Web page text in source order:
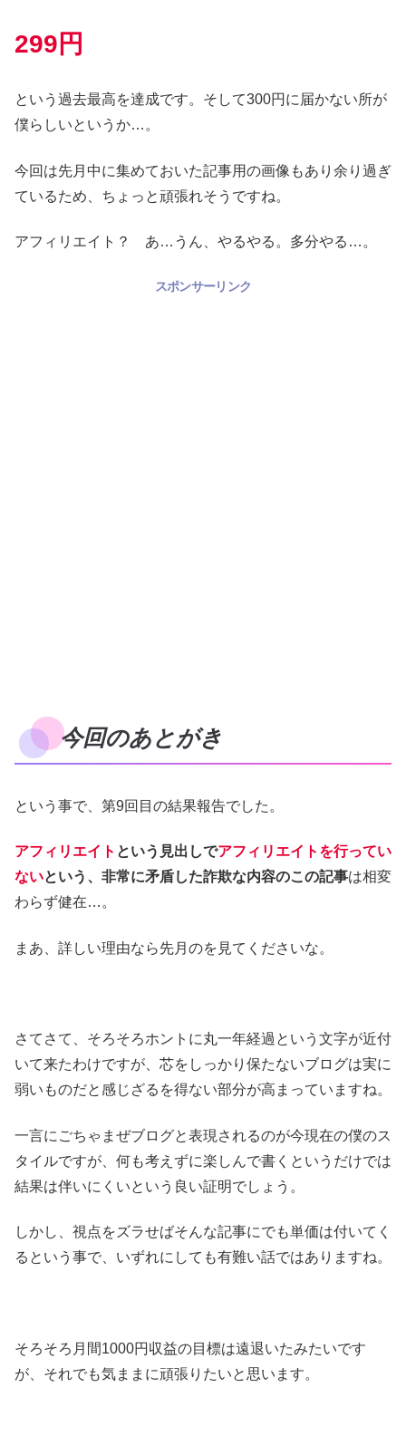
299円
という過去最高を達成です。そして300円に届かない所が
僕らしいというか…。
今回は先月中に集めておいた記事用の画像もあり余り過ぎ
ているため、ちょっと頑張れそうですね。
アフィリエイト？ あ…うん、やるやる。多分やる…。
スポンサーリンク
今回のあとがき
という事で、第9回目の結果報告でした。
アフィリエイト という見出しでアフィリエイトを行ってい
ないという、非常に矛盾した詐欺な内容のこの記事は相変
わらず健在…。
まあ、詳しい理由なら先月のを見てくださいな。
さてさて、そろそろホントに丸一年経過という文字が近付
いて来たわけですが、芯をしっかり保たないブログは実に
弱いものだと感じざるを得ない部分が高まっていますね。
一言にごちゃまぜブログと表現されるのが今現在の僕のス
タイルですが、何も考えずに楽しんで書くというだけでは
結果は伴いにくいという良い証明でしょう。
しかし、視点をズラせばそんな記事にでも単価は付いてく
るという事で、いずれにしても有難い話ではありますね。
そろそろ月間1000円収益の目標は遠退いたみたいです
が、それでも気ままに頑張りたいと思います。